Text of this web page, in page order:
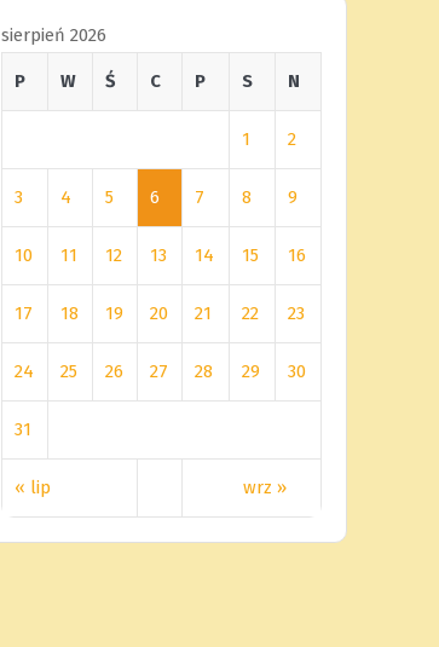
sierpień 2026
P W Ś C P S N
« lip wrz »
1 2
3 4 5 6 7 8 9
10 11 12 13 14 15 16
17 18 19 20 21 22 23
24 25 26 27 28 29 30
31